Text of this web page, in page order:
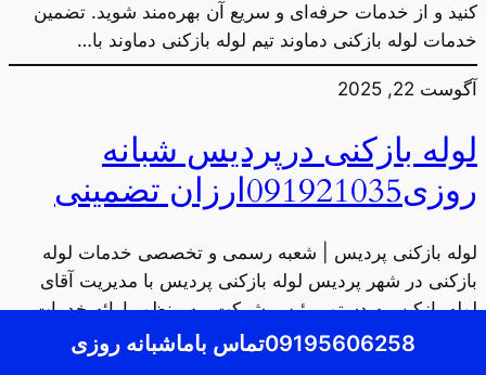
کنید و از خدمات حرفه‌ای و سریع آن بهره‌مند شوید. تضمین
خدمات لوله بازکنی دماوند تیم لوله بازکنی دماوند با…
آگوست 22, 2025
لوله بازکنی درپردیس شبانه
روزی091921035ارزان تضمینی
لوله بازکنی پردیس | شعبه رسمی و تخصصی خدمات لوله
بازکنی در شهر پردیس لوله بازکنی پردیس با مدیریت آقای
لوله بازکن، به دستور رئیس شرکت، به منظور ارائه خدمات
سریع، حرفه‌ای و با قیمت مناسب در شهر پردیس راه‌اندازی
09195606258تماس باماشبانه روزی